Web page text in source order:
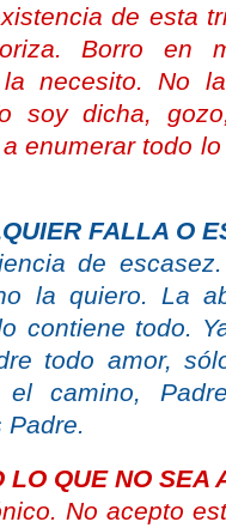
de esta
Borro en
necesito. No
soy dicha,
enumerar todo
FALLA O
de
la quiero. La
contiene todo.
todo amor,
el camino,
Padre.
LO QUE NO SEA
No acepto